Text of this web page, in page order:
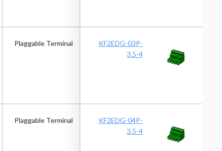
KF2EDG-03P-
3.5-4
Plaggable Terminal
KF2EDG-04P-
3.5-4
Plaggable Terminal